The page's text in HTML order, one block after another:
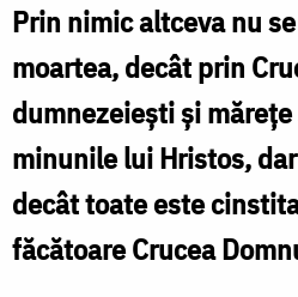
iadul
se
golește,
Învierea
ni
se
Prin nimic altceva nu
moartea, decât prin
dumnezeiești și
minunile lui Hristos,
decât toate este
făcătoare Crucea